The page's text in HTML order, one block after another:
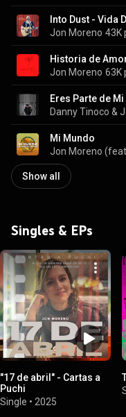
Into Dust - Vida
Jon Moreno 43K
Historia de
Jon Moreno 63K
Eres Parte de Mi
Mi Mundo
Show all
Singles & EPs
"17 de abril" - Cartas a
Puchi
Single • 2025